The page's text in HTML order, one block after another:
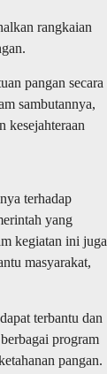
rangkaian
pangan secara
sambutannya,
kesejahteraan
terhadap
yang
kegiatan ini juga
masyarakat,
terbantu dan
program
pangan.